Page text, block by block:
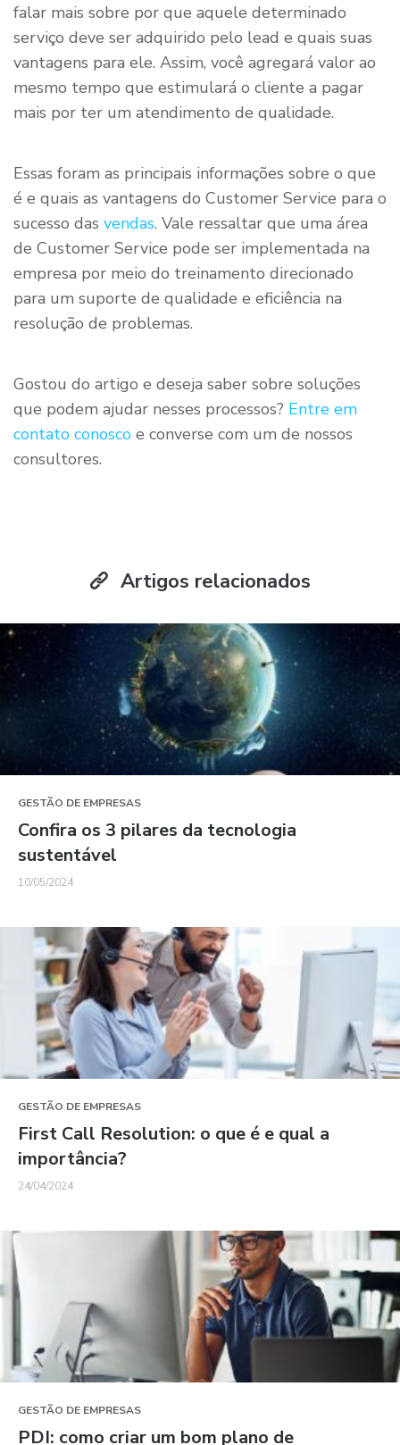
falar mais sobre por que aquele determinado
serviço deve ser adquirido pelo lead e quais suas
vantagens para ele. Assim, você agregará valor ao
mesmo tempo que estimulará o cliente a pagar
mais por ter um atendimento de qualidade.
Essas foram as principais informações sobre o que
é e quais as vantagens do Customer Service para o
sucesso das vendas. Vale ressaltar que uma área
de Customer Service pode ser implementada na
empresa por meio do treinamento direcionado
para um suporte de qualidade e eficiência na
resolução de problemas.
Gostou do artigo e deseja saber sobre soluções
que podem ajudar nesses processos? Entre em
contato conosco e converse com um de nossos
consultores.
Artigos relacionados
GESTÃO DE EMPRESAS
Confira os 3 pilares da tecnologia
sustentável
10/05/2024
GESTÃO DE EMPRESAS
First Call Resolution: o que é e qual a
importância?
24/04/2024
GESTÃO DE EMPRESAS
PDI: como criar um bom plano de